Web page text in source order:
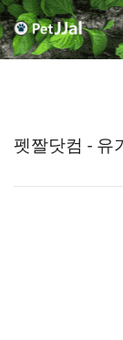
펫짤닷컴 - 유